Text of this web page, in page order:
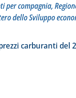
per compagnia,
dello Sviluppo
notizia: 'Dossier
carburanti del